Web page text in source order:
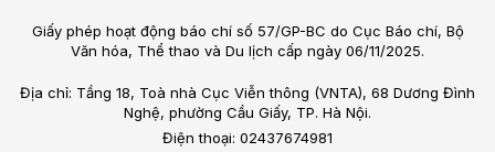
Giấy phép hoạt động báo chí số 57/GP-BC do Cục Báo chí, Bộ
Văn hóa, Thể thao và Du lịch cấp ngày 06/11/2025.
Địa chỉ: Tầng 18, Toà nhà Cục Viễn thông (VNTA), 68 Dương Đình
Nghệ, phường Cầu Giấy, TP. Hà Nội.
Điện thoại: 02437674981